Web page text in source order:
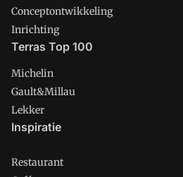
Conceptontwikkeling
Inrichting
Terras Top 100
Michelin
Gault&Millau
Lekker
Inspiratie
Restaurant